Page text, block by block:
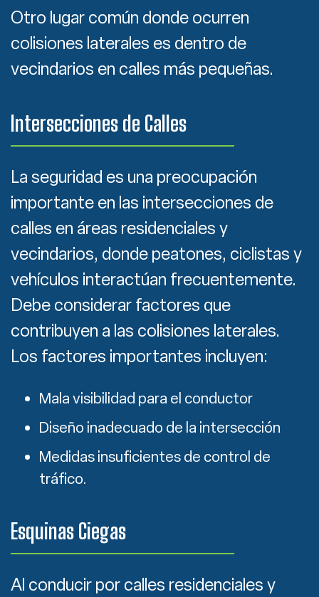
Otro lugar común donde ocurren
colisiones laterales es dentro de
vecindarios en calles más pequeñas.
Intersecciones de Calles
La seguridad es una preocupación
importante en las intersecciones de
calles en áreas residenciales y
vecindarios, donde peatones, ciclistas y
vehículos interactúan frecuentemente.
Debe considerar factores que
contribuyen a las colisiones laterales.
Los factores importantes incluyen:
Mala visibilidad para el conductor
Diseño inadecuado de la intersección
Medidas insuficientes de control de
tráfico.
Esquinas Ciegas
Al conducir por calles residenciales y